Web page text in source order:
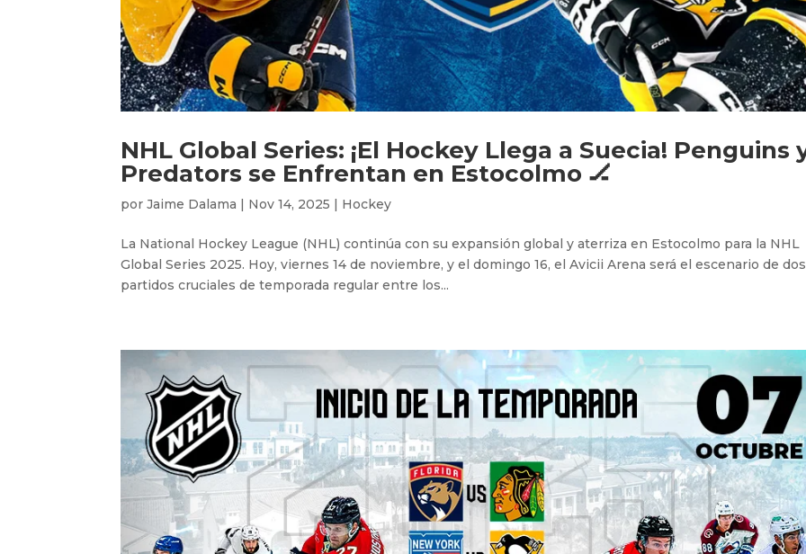
NHL Global Series: ¡El Hockey Llega a Suecia! Penguins
Predators se Enfrentan en Estocolmo 🏒
porJaime Dalama | Nov 14, 2025 | Hockey
La National Hockey League (NHL) continúa con su expansión global y aterriza en Estocolmo para la NHL
Global Series 2025. Hoy, viernes 14 de noviembre, y el domingo 16, el Avicii Arena será el escenario de dos
partidos cruciales de temporada regular entre los...